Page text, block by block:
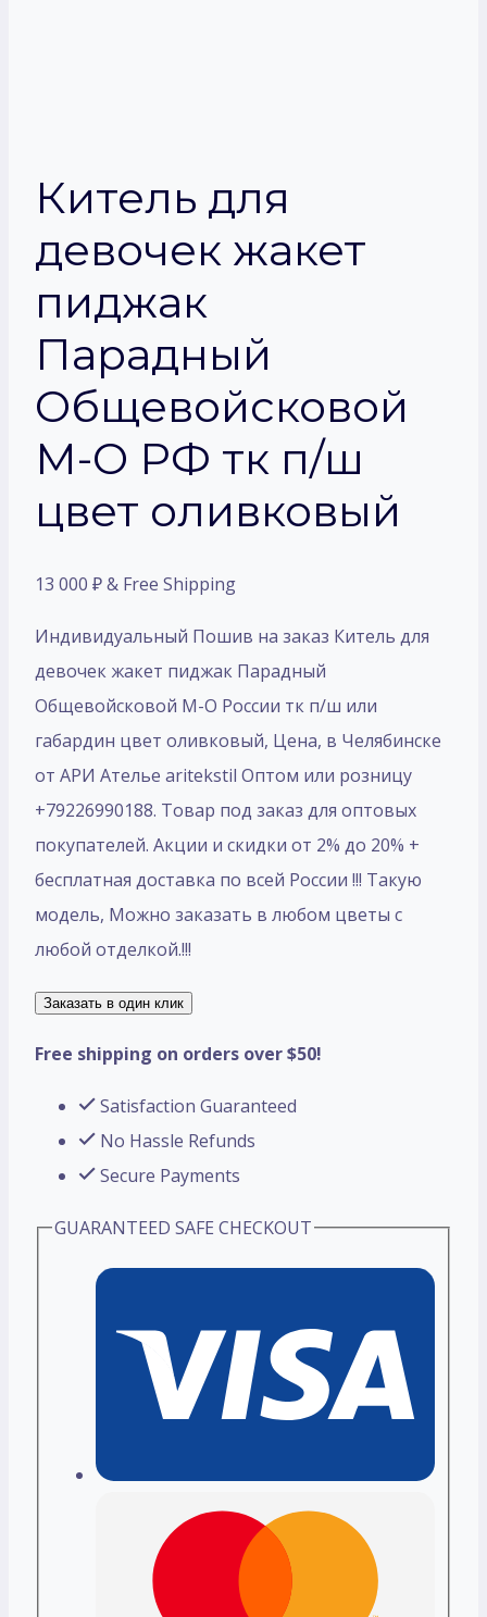
Китель для
девочек жакет
пиджак
Парадный
Общевойсковой
М-О РФ тк п/ш
цвет оливковый
13 000 ₽& Free Shipping
Индивидуальный Пошив на заказ Китель для
девочек жакет пиджак Парадный
Общевойсковой М-О России тк п/ш или
габардин цвет оливковый, Цена, в Челябинске
от АРИ Ателье aritekstil Оптом или розницу
+79226990188. Товар под заказ для оптовых
покупателей. Акции и скидки от 2% до 20% +
бесплатная доставка по всей России !!! Такую
модель, Mожно заказать в любом цветы с
любой отделкой.!!!
Заказать в один клик
Free shipping on orders over $50!
Satisfaction Guaranteed
No Hassle Refunds
Secure Payments
GUARANTEED SAFE CHECKOUT